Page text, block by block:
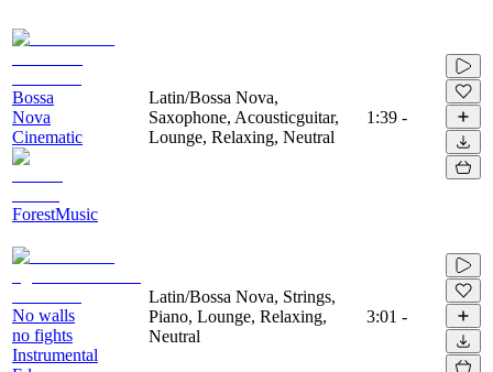
Bossa
Nova
Cinematic
ForestMusic
Latin/Bossa Nova,
Saxophone, Acousticguitar,
Lounge, Relaxing, Neutral
1:39 -
No walls
no fights
Instrumental
Latin/Bossa Nova, Strings,
Piano, Lounge, Relaxing,
Neutral
3:01 -